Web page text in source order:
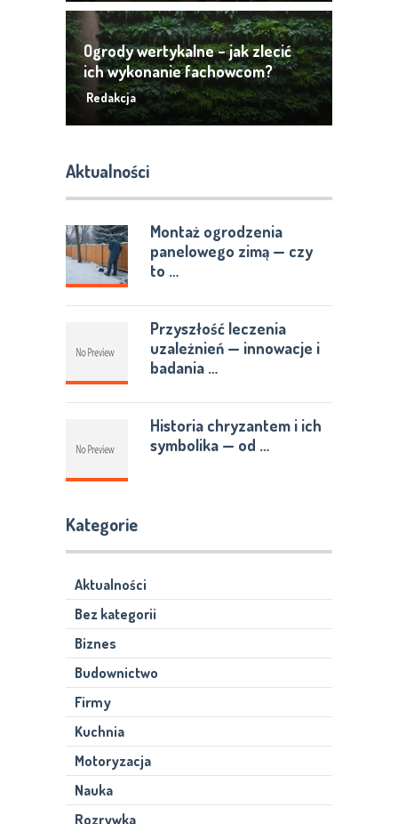
Ogrody wertykalne – jak zlecić
ich wykonanie fachowcom?
Redakcja
Aktualności
Montaż ogrodzenia
panelowego zimą — czy
to …
Przyszłość leczenia
uzależnień — innowacje i
badania …
Historia chryzantem i ich
symbolika — od …
Kategorie
Aktualności
Bez kategorii
Biznes
Budownictwo
Firmy
Kuchnia
Motoryzacja
Nauka
Rozrywka